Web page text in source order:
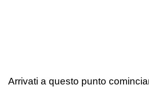
Arrivati a questo punto